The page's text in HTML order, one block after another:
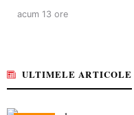
acum 13 ore
ULTIMELE ARTICOLE